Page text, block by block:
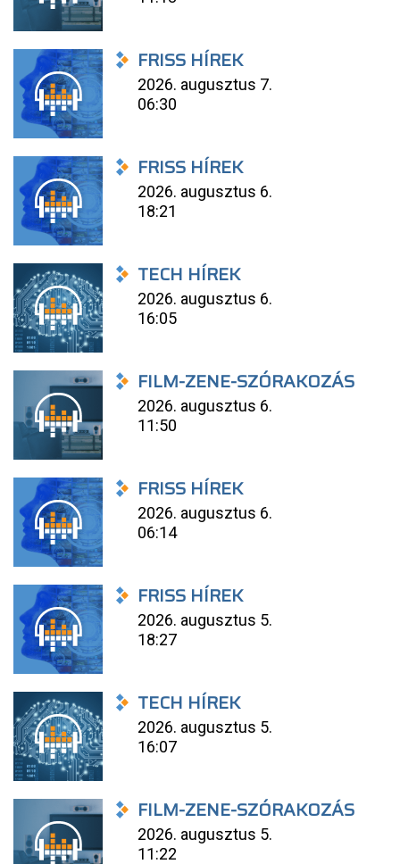
FRISS HÍREK
2026. augusztus 7.
06:30
FRISS HÍREK
2026. augusztus 6.
18:21
TECH HÍREK
2026. augusztus 6.
16:05
FILM-ZENE-SZÓRAKOZÁS
2026. augusztus 6.
11:50
FRISS HÍREK
2026. augusztus 6.
06:14
FRISS HÍREK
2026. augusztus 5.
18:27
TECH HÍREK
2026. augusztus 5.
16:07
FILM-ZENE-SZÓRAKOZÁS
2026. augusztus 5.
11:22